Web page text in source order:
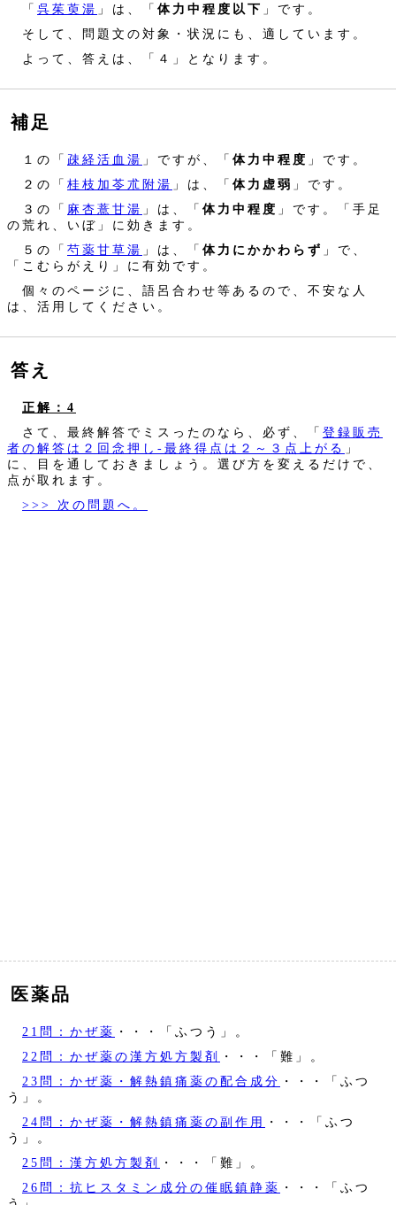
「 呉茱萸湯 」は、「 体力中程度以下 」です。
そして、問題文の対象・状況にも、適しています。
よって、答えは、「４」となります。
補足
１の「 疎経活血湯 」ですが、「 体力中程度 」です。
２の「 桂枝加苓朮附湯 」は、「 体力虚弱 」です。
３の「 麻杏薏甘湯 」は、「 体力中程度 」です。「手足
の荒れ、いぼ」に効きます。
５の「 芍薬甘草湯 」は、「 体力にかかわらず 」で、
「こむらがえり」に有効です。
個々のページに、語呂合わせ等あるので、不安な人
は、活用してください。
答え
正解：4
さて、最終解答でミスったのなら、必ず、「 登録販売
者の解答は２回念押し‐最終得点は２～３点上がる 」
に、目を通しておきましょう。選び方を変えるだけで、
点が取れます。
>>> 次の問題へ。
医薬品
21問：かぜ薬 ・・・「ふつう」。
22問：かぜ薬の漢方処方製剤
・・・「難」。
23問：かぜ薬・解熱鎮痛薬の配合成分 ・・・「ふつ
う」。
24問：かぜ薬・解熱鎮痛薬の副作用
・・・「ふつ
う」。
25問：漢方処方製剤
・・・「難」。
26問：抗ヒスタミン成分の催眠鎮静薬 ・・・「ふつ